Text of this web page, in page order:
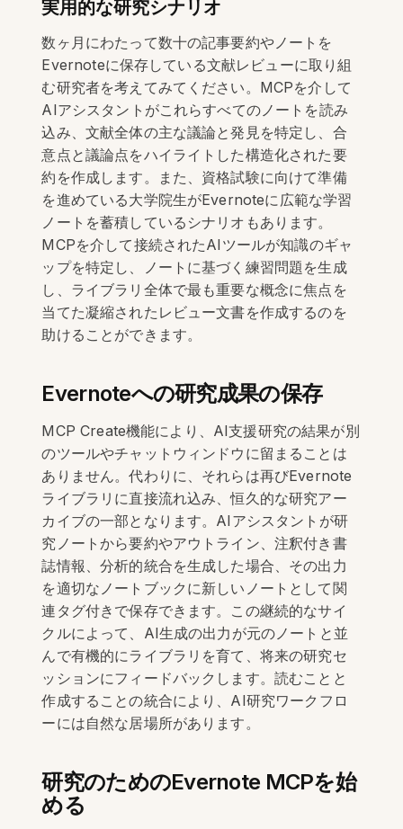
実用的な研究シナリオ
数ヶ月にわたって数十の記事要約やノートを
Evernoteに保存している文献レビューに取り組
む研究者を考えてみてください。MCPを介して
AIアシスタントがこれらすべてのノートを読み
込み、文献全体の主な議論と発見を特定し、合
意点と議論点をハイライトした構造化された要
約を作成します。また、資格試験に向けて準備
を進めている大学院生がEvernoteに広範な学習
ノートを蓄積しているシナリオもあります。
MCPを介して接続されたAIツールが知識のギャ
ップを特定し、ノートに基づく練習問題を生成
し、ライブラリ全体で最も重要な概念に焦点を
当てた凝縮されたレビュー文書を作成するのを
助けることができます。
Evernoteへの研究成果の保存
MCP Create機能により、AI支援研究の結果が別
のツールやチャットウィンドウに留まることは
ありません。代わりに、それらは再びEvernote
ライブラリに直接流れ込み、恒久的な研究アー
カイブの一部となります。AIアシスタントが研
究ノートから要約やアウトライン、注釈付き書
誌情報、分析的統合を生成した場合、その出力
を適切なノートブックに新しいノートとして関
連タグ付きで保存できます。この継続的なサイ
クルによって、AI生成の出力が元のノートと並
んで有機的にライブラリを育て、将来の研究セ
ッションにフィードバックします。読むことと
作成することの統合により、AI研究ワークフロ
ーには自然な居場所があります。
研究のためのEvernote MCPを始
める